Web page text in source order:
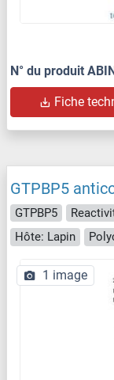
N° du produit
Fiche
GTPBP5
GTPBP5
Hôte: Lapin
1 image